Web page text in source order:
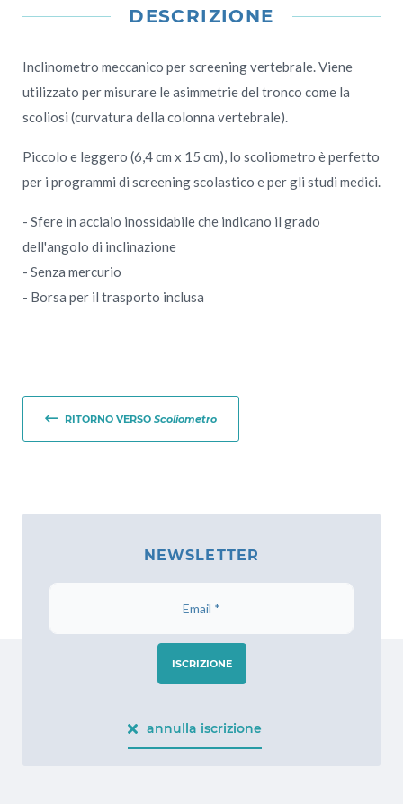
DESCRIZIONE
Inclinometro meccanico per screening vertebrale. Viene
utilizzato per misurare le asimmetrie del tronco come la
scoliosi (curvatura della colonna vertebrale).
Piccolo e leggero (6,4 cm x 15 cm), lo scoliometro è perfetto
per i programmi di screening scolastico e per gli studi medici.
- Sfere in acciaio inossidabile che indicano il grado
dell'angolo di inclinazione
- Senza mercurio
- Borsa per il trasporto inclusa
RITORNO VERSOScoliometro
NEWSLETTER
ISCRIZIONE
annulla iscrizione